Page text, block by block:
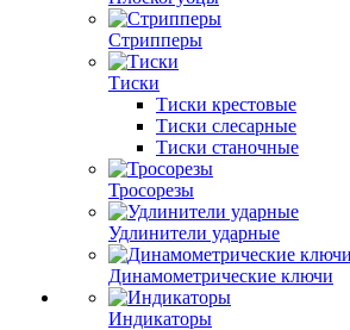
Стрипперы
Тиски
Тиски крестовые
Тиски слесарные
Тиски станочные
Тросорезы
Удлинители ударные
Динамометрические ключи
Индикаторы